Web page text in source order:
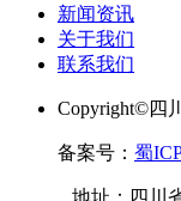
新闻资讯
关于我们
联系我们
Copyright©四
备案号： 蜀
地址：四川